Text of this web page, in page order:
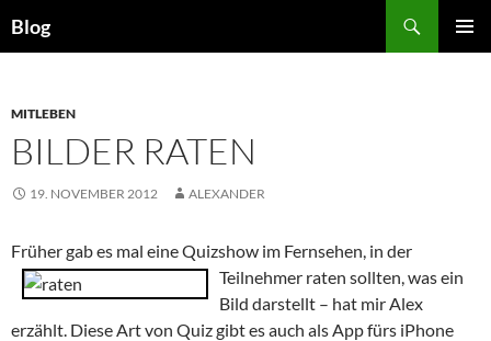
Inhalt
Blog
MITLEBEN
BILDER RATEN
19. NOVEMBER 2012 ALEXANDER
Früher gab es mal eine Quizshow im Fernsehen, in der
Teilnehmer raten sollten, was ein
Bild darstellt – hat mir Alex
erzählt. Diese Art von Quiz gibt es auch als App fürs iPhone